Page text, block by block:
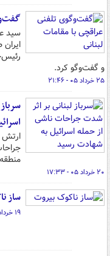
سید
و گفت‌وگو کرد.
۲۵ خرداد ۰۵ - ۲۱:۴۶
ارتش
۲۰ خرداد ۰۵ - ۱۷:۳۳
ساز
۱۹ خرداد ۰۵ - ۱۶:۰۵